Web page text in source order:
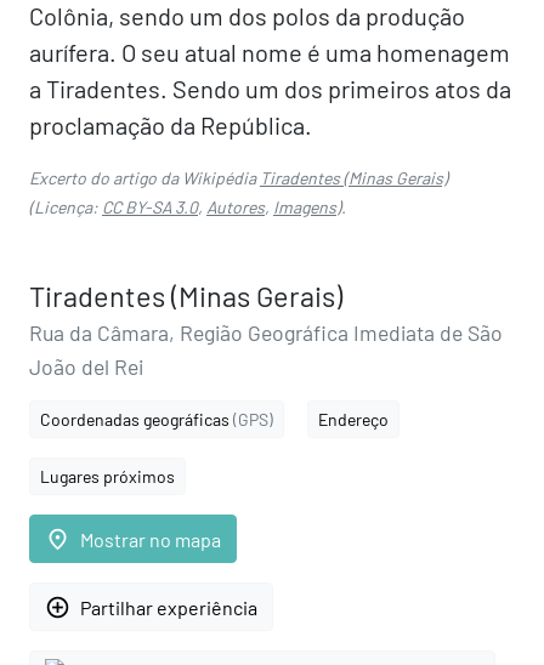
Colônia, sendo um dos polos da produção
aurífera. O seu atual nome é uma homenagem
a Tiradentes. Sendo um dos primeiros atos da
proclamação da República.
Excerto do artigo da Wikipédia Tiradentes (Minas Gerais)
(Licença: CC BY-SA 3.0, Autores, Imagens).
Tiradentes (Minas Gerais)
Rua da Câmara, Região Geográfica Imediata de São
João del Rei
Coordenadas geográficas (GPS) Endereço
Lugares próximos
place Mostrar no mapa
add_circle_outline Partilhar experiência